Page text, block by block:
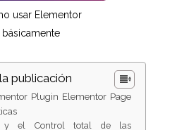
usar Elementor
básicamente
publicación
Plugin Elementor Page
y el Control total de las